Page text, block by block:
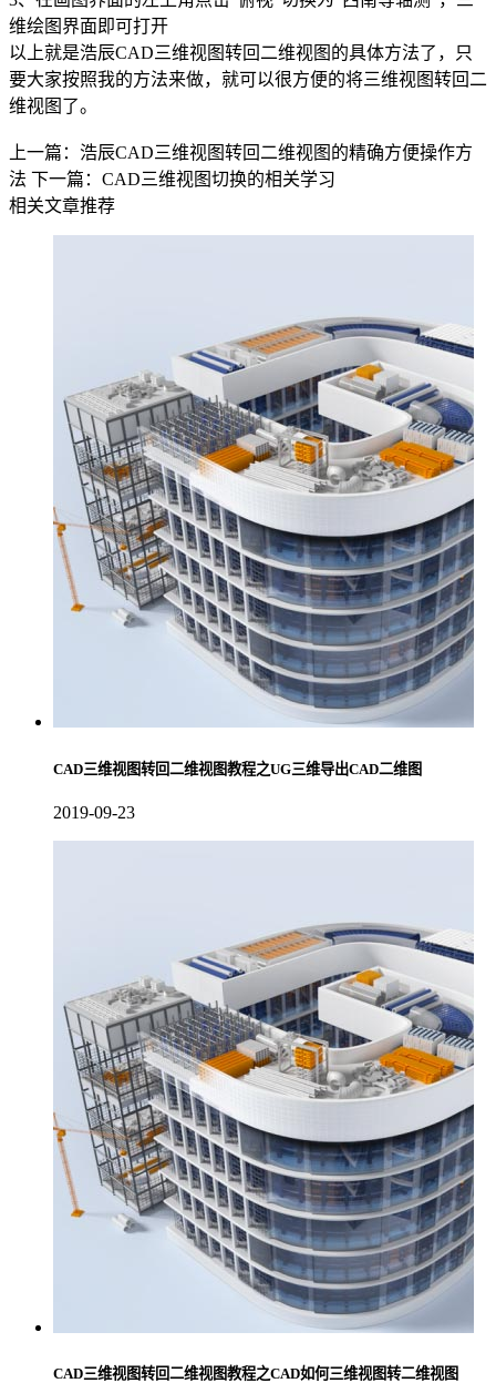
维绘图界面即可打开
以上就是浩辰CAD三维视图转回二维视图的具体方法了，只
要大家按照我的方法来做，就可以很方便的将三维视图转回二
维视图了。
上一篇：浩辰CAD三维视图转回二维视图的精确方便操作方
法 下一篇：CAD三维视图切换的相关学习
相关文章推荐
CAD三维视图转回二维视图教程之UG三维导出CAD二维图
2019-09-23
CAD三维视图转回二维视图教程之CAD如何三维视图转二维视图